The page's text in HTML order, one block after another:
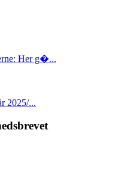
Her g�...
2025/...